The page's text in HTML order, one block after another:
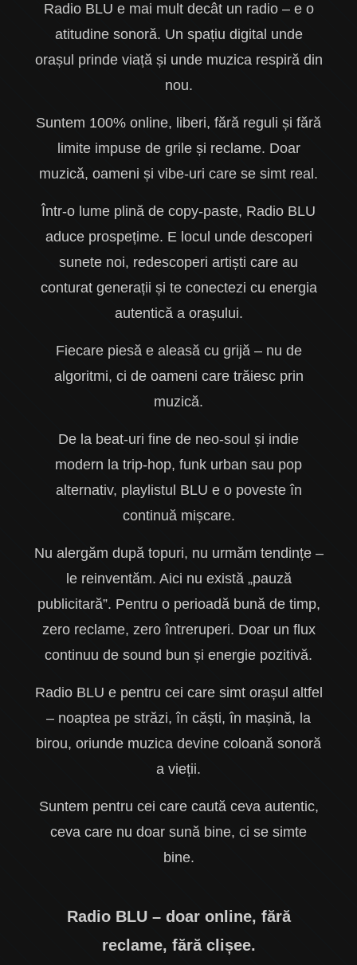
Radio BLU e mai mult decât un radio – e o
atitudine sonoră. Un spațiu digital unde
orașul prinde viață și unde muzica respiră din
nou.
Suntem 100% online, liberi, fără reguli și fără
limite impuse de grile și reclame. Doar
muzică, oameni și vibe-uri care se simt real.
Într-o lume plină de copy-paste, Radio BLU
aduce prospețime. E locul unde descoperi
sunete noi, redescoperi artiști care au
conturat generații și te conectezi cu energia
autentică a orașului.
Fiecare piesă e aleasă cu grijă – nu de
algoritmi, ci de oameni care trăiesc prin
muzică.
De la beat-uri fine de neo-soul și indie
modern la trip-hop, funk urban sau pop
alternativ, playlistul BLU e o poveste în
continuă mișcare.
Nu alergăm după topuri, nu urmăm tendințe –
le reinventăm. Aici nu există „pauză
publicitară”. Pentru o perioadă bună de timp,
zero reclame, zero întreruperi. Doar un flux
continuu de sound bun și energie pozitivă.
Radio BLU e pentru cei care simt orașul altfel
– noaptea pe străzi, în căști, în mașină, la
birou, oriunde muzica devine coloană sonoră
a vieții.
Suntem pentru cei care caută ceva autentic,
ceva care nu doar sună bine, ci se simte
bine.
Radio BLU – doar online, fără
reclame, fără clișee.